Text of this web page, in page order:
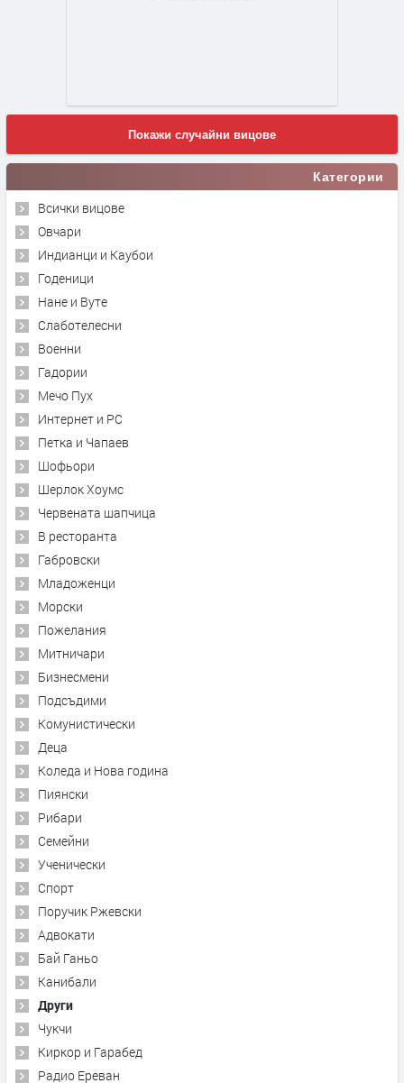
Покажи случайни вицове
Категории
Всички вицове
Овчари
Индианци и Каубои
Годеници
Нане и Вуте
Слаботелесни
Военни
Гадории
Мечо Пух
Интернет и PC
Петка и Чапаев
Шофьори
Шерлок Хоумс
Червената шапчица
В ресторанта
Габровски
Младоженци
Морски
Пожелания
Митничари
Бизнесмени
Подсъдими
Комунистически
Деца
Коледа и Нова година
Пиянски
Рибари
Семейни
Ученически
Спорт
Поручик Ржевски
Адвокати
Бай Ганьо
Канибали
Други
Чукчи
Киркор и Гарабед
Радио Ереван